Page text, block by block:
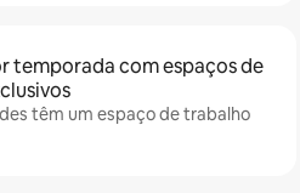
temporada com espaços de
têm um espaço de trabalho